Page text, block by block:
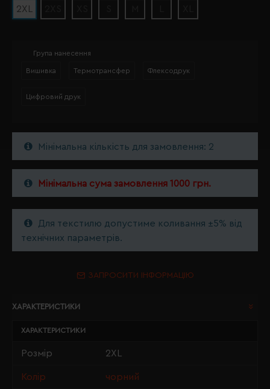
2XL
Група нанесення
Вишивка Термотрансфер Флексодрук
Цифровий друк
Мінімальна кількість для замовлення: 2
Мінімальна сума замовлення 1000 грн.
Для текстилю допустиме коливання ±5% від
технічних параметрів.
ЗАПРОСИТИ ІНФОРМАЦІЮ
ХАРАКТЕРИСТИКИ
ХАРАКТЕРИСТИКИ
Розмір 2XL
Колір чорний